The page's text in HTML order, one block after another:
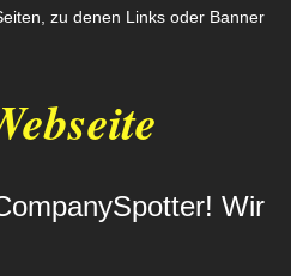
zu denen Links oder Banner
Wir